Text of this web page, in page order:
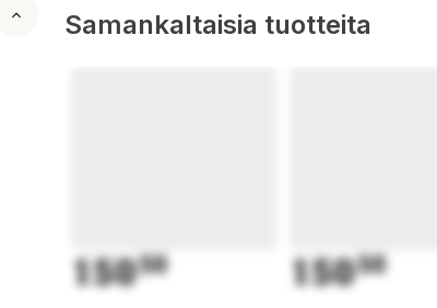
Samankaltaisia tuotteita
15050 15050